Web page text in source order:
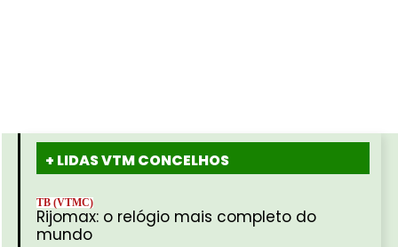
+ LIDAS VTM CONCELHOS
TB (VTMC)
Rijomax: o relógio mais completo do
mundo